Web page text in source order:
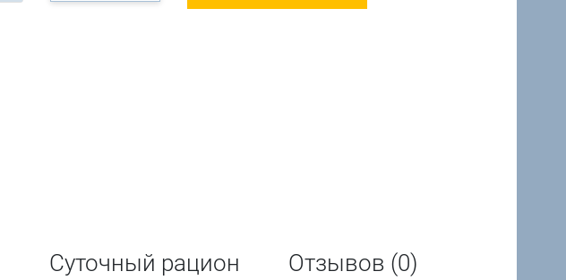
Суточный рацион Отзывов (0)